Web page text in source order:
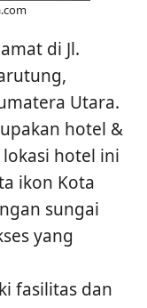
di Jl.
Utara.
hotel &
hotel ini
ikon Kota
sungai
yang
fasilitas dan